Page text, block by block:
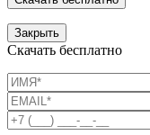
Закрыть
Скачать бесплатно